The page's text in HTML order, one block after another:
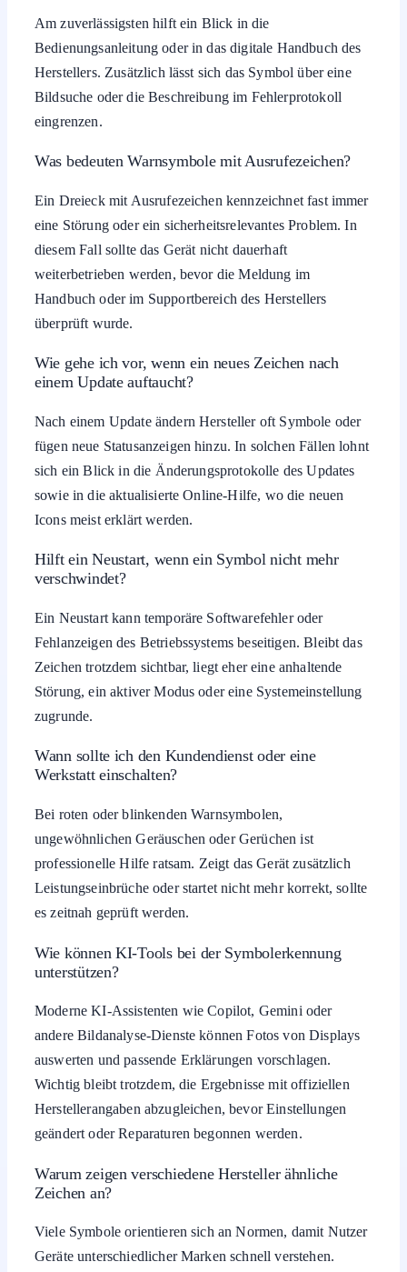
Am zuverlässigsten hilft ein Blick in die
Bedienungsanleitung oder in das digitale Handbuch des
Herstellers. Zusätzlich lässt sich das Symbol über eine
Bildsuche oder die Beschreibung im Fehlerprotokoll
eingrenzen.
Was bedeuten Warnsymbole mit Ausrufezeichen?
Ein Dreieck mit Ausrufezeichen kennzeichnet fast immer
eine Störung oder ein sicherheitsrelevantes Problem. In
diesem Fall sollte das Gerät nicht dauerhaft
weiterbetrieben werden, bevor die Meldung im
Handbuch oder im Supportbereich des Herstellers
überprüft wurde.
Wie gehe ich vor, wenn ein neues Zeichen nach
einem Update auftaucht?
Nach einem Update ändern Hersteller oft Symbole oder
fügen neue Statusanzeigen hinzu. In solchen Fällen lohnt
sich ein Blick in die Änderungsprotokolle des Updates
sowie in die aktualisierte Online-Hilfe, wo die neuen
Icons meist erklärt werden.
Hilft ein Neustart, wenn ein Symbol nicht mehr
verschwindet?
Ein Neustart kann temporäre Softwarefehler oder
Fehlanzeigen des Betriebssystems beseitigen. Bleibt das
Zeichen trotzdem sichtbar, liegt eher eine anhaltende
Störung, ein aktiver Modus oder eine Systemeinstellung
zugrunde.
Wann sollte ich den Kundendienst oder eine
Werkstatt einschalten?
Bei roten oder blinkenden Warnsymbolen,
ungewöhnlichen Geräuschen oder Gerüchen ist
professionelle Hilfe ratsam. Zeigt das Gerät zusätzlich
Leistungseinbrüche oder startet nicht mehr korrekt, sollte
es zeitnah geprüft werden.
Wie können KI-Tools bei der Symbolerkennung
unterstützen?
Moderne KI-Assistenten wie Copilot, Gemini oder
andere Bildanalyse-Dienste können Fotos von Displays
auswerten und passende Erklärungen vorschlagen.
Wichtig bleibt trotzdem, die Ergebnisse mit offiziellen
Herstellerangaben abzugleichen, bevor Einstellungen
geändert oder Reparaturen begonnen werden.
Warum zeigen verschiedene Hersteller ähnliche
Zeichen an?
Viele Symbole orientieren sich an Normen, damit Nutzer
Geräte unterschiedlicher Marken schnell verstehen.